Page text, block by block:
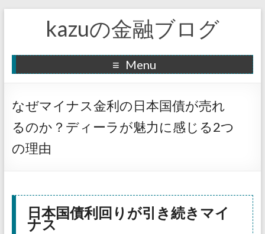
kazuの金融ブログ
Menu
なぜマイナス金利の日本国債が売れ
るのか？ディーラが魅力に感じる2つ
の理由
日本国債利回りが引き続きマイ
ナス